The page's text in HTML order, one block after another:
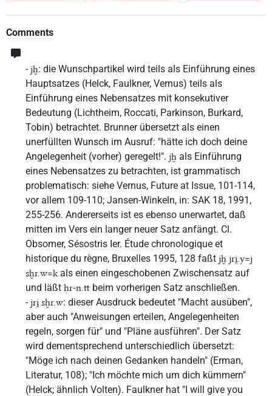
Comments
-jḫ: die Wunschpartikel wird teils als Einführung eines
Hauptsatzes (Helck, Faulkner, Vernus) teils als
Einführung eines Nebensatzes mit konsekutiver
Bedeutung (Lichtheim, Roccati, Parkinson, Burkard,
Tobin) betrachtet. Brunner übersetzt als einen
unerfüllten Wunsch im Ausruf: "hätte ich doch deine
Angelegenheit (vorher) geregelt!". jḫ als Einführung
eines Nebensatzes zu betrachten, ist grammatisch
problematisch: siehe Vernus, Future at Issue, 101-114,
vor allem 109-110; Jansen-Winkeln, in: SAK 18, 1991,
255-256. Andererseits ist es ebenso unerwartet, daß
mitten im Vers ein langer neuer Satz anfängt. Cl.
Obsomer, Sésostris Ier. Étude chronologique et
historique du règne, Bruxelles 1995, 128 faßt jḫ jri̯.y=j
sḫr.w=k als einen eingeschobenen Zwischensatz auf
und läßt ḥr-n.tt beim vorherigen Satz anschließen.
-jri̯ sḫr.w: dieser Ausdruck bedeutet "Macht ausüben",
aber auch "Anweisungen erteilen, Angelegenheiten
regeln, sorgen für" und "Pläne ausführen". Der Satz
wird dementsprechend unterschiedlich übersetzt:
"Möge ich nach deinen Gedanken handeln" (Erman,
Literatur, 108); "Ich möchte mich um dich kümmern"
(Helck; ähnlich Volten). Faulkner hat "I will give you